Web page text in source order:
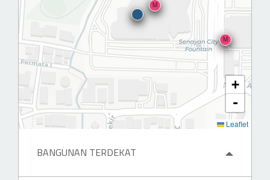
BANGUNAN TERDEKAT
M
M
+
-
Leaflet